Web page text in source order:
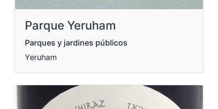
Parque Yeruham
Parques y jardines públicos
Yeruham